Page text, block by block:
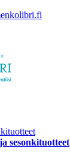
sesonkituotteet